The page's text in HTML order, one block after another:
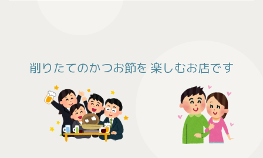
削りたてのかつお節を 楽しむお店です